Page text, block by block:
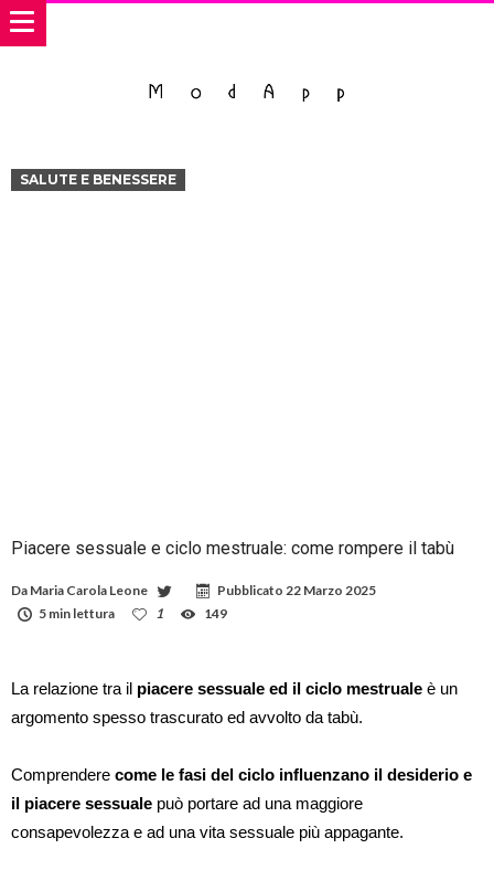
SALUTE E BENESSERE
Piacere sessuale e ciclo mestruale: come rompere il tabù
Da Maria Carola Leone Pubblicato 22 Marzo 2025
5 min lettura
1 149
La relazione tra il piacere sessuale ed il ciclo mestruale è un
argomento spesso trascurato ed avvolto da tabù.
Comprendere come le fasi del ciclo influenzano il desiderio e
il piacere sessuale può portare ad una maggiore
consapevolezza e ad una vita sessuale più appagante.